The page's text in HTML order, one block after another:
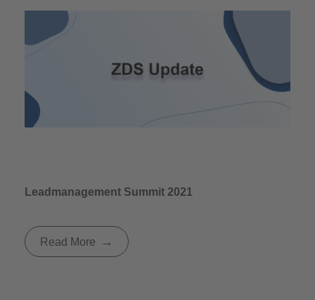
Leadmanagement Summit 2021
Read More